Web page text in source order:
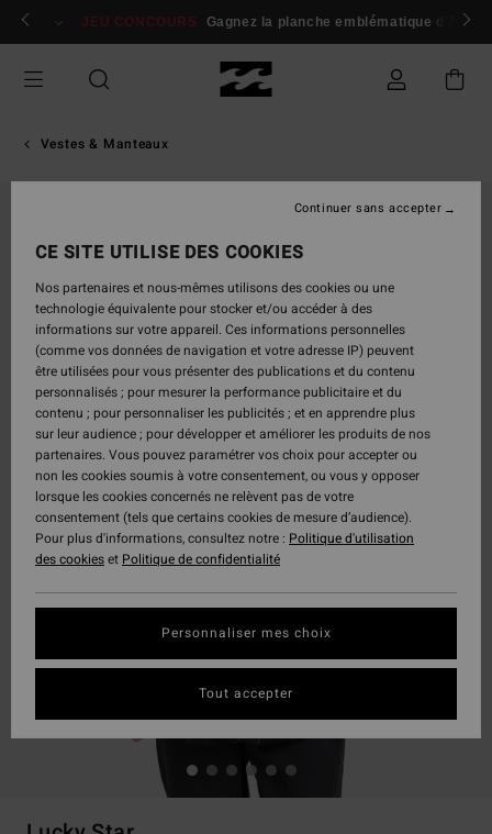
Passer
Se connecter / s'inscrire
JEU CONCOURS Gagnez la planche emblématique d'Andy
Vestes & Manteaux
CE SITE UTILISE DES COOKIES
Nos partenaires et nous-mêmes utilisons des cookies ou une
technologie équivalente pour stocker et/ou accéder à des
informations sur votre appareil. Ces informations personnelles
(comme vos données de navigation et votre adresse IP) peuvent
être utilisées pour vous présenter des publications et du contenu
personnalisés ; pour mesurer la performance publicitaire et du
contenu ; pour personnaliser les publicités ; et en apprendre plus
sur leur audience ; pour développer et améliorer les produits de nos
partenaires. Vous pouvez paramétrer vos choix pour accepter ou
non les cookies soumis à votre consentement, ou vous y opposer
lorsque les cookies concernés ne relèvent pas de votre
consentement (tels que certains cookies de mesure d’audience).
Pour plus d'informations, consultez notre : Politique d'utilisation
des cookieset Politique de confidentialité
Personnaliser mes choix
Continuer sans accepter
Tout accepter